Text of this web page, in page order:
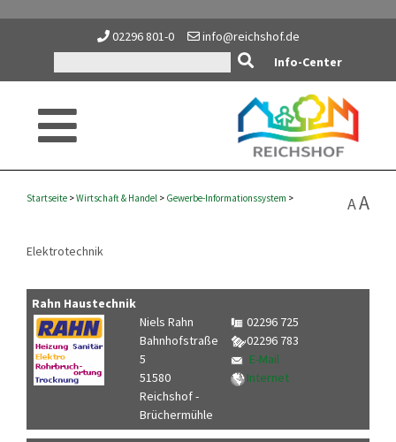
02296 801-0
info@reichshof.de
Info-Center
AA
Startseite >Wirtschaft& Handel > Gewerbe-Informationssystem >
Elektrotechnik
Rahn Haustechnik
Niels Rahn
Bahnhofstraße
5
51580
Reichshof -
Brüchermühle
02296 725
02296 783
E-Mail
Internet